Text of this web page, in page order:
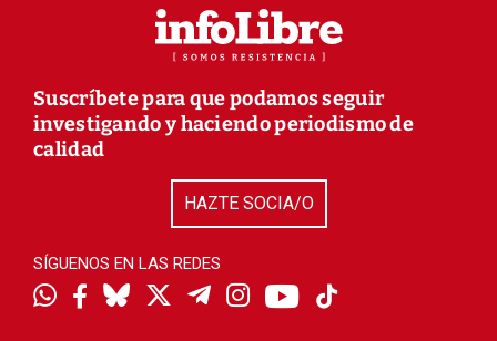
Suscríbete para que podamos seguir
investigando y haciendo periodismo de
calidad
HAZTE SOCIA/O
SÍGUENOS EN LAS REDES